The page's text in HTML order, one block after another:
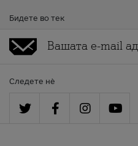
Бидете во тек
Следете нè